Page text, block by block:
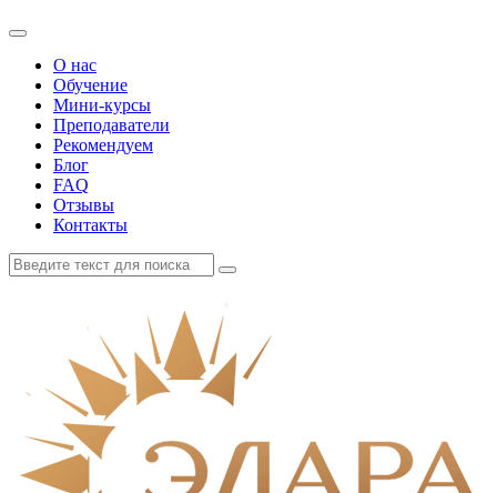
О нас
Обучение
Мини-курсы
Преподаватели
Рекомендуем
Блог
FAQ
Отзывы
Контакты